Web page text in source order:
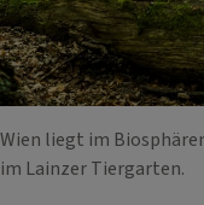
Wien liegt im
im Lainzer Tiergarten.